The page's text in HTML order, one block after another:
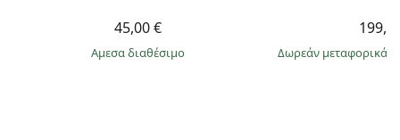
45,00 €
άμεσα διαθέσιμο Δωρεάν μεταφορικά